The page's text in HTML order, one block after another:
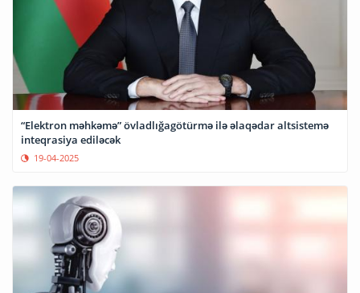
“Elektron məhkəmə” övladlığagötürmə ilə əlaqədar altsistemə
inteqrasiya ediləcək
19-04-2025